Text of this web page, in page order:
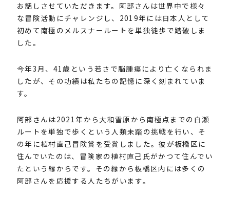
お話しさせていただきます。阿部さんは世界中で様々
な冒険活動にチャレンジし、2019年には日本人として
初めて南極のメルスナールートを単独徒歩で踏破しま
した。
今年3月、41歳という若さで脳腫瘍により亡くなられま
したが、その功績は私たちの記憶に深く刻まれていま
す。
阿部さんは2021年から大和雪原から南極点までの白瀬
ルートを単独で歩くという人類未踏の挑戦を行い、そ
の年に植村直己冒険賞を受賞しました。彼が板橋区に
住んでいたのは、冒険家の植村直己氏がかつて住んでい
たという縁からです。その縁から板橋区内には多くの
阿部さんを応援する人たちがいます。